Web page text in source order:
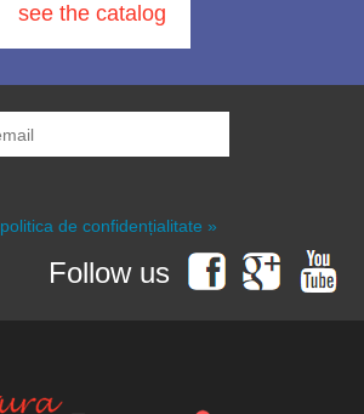
see the catalog
politica de confidențialitate »
Follow us